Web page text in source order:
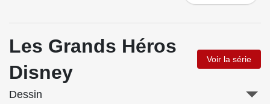
Les Grands Héros
Disney
Voir la série
Dessin